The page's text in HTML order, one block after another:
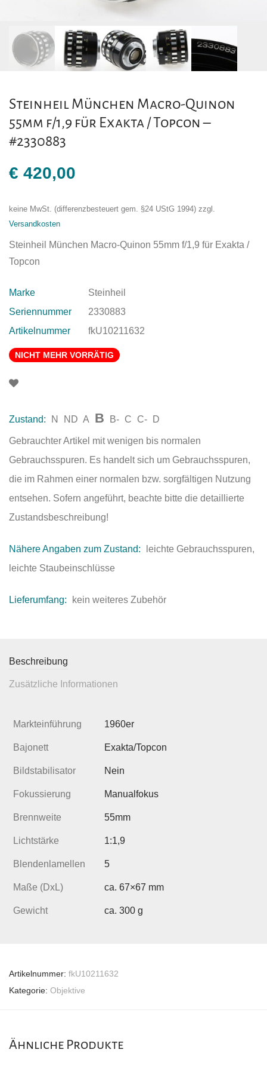
Steinheil München Macro-Quinon
55mm f/1,9 für Exakta / Topcon –
#2330883
€ 420,00
keine MwSt. (differenzbesteuert gem. §24 UStG 1994) zzgl.
Versandkosten
Steinheil München Macro-Quinon 55mm f/1,9 für Exakta /
Topcon
Marke
Steinheil
Seriennummer
2330883
Artikelnummer
fkU10211632
NICHT MEHR VORRÄTIG
Zustand: N ND A B B- C C- D
Gebrauchter Artikel mit wenigen bis normalen
Gebrauchsspuren. Es handelt sich um Gebrauchsspuren,
die im Rahmen einer normalen bzw. sorgfältigen Nutzung
entsehen. Sofern angeführt, beachte bitte die detaillierte
Zustandsbeschreibung!
Nähere Angaben zum Zustand:
leichte Gebrauchsspuren,
leichte Staubeinschlüsse
Lieferumfang: kein weiteres Zubehör
Beschreibung
Zusätzliche Informationen
Markteinführung 1960er
Bajonett Exakta/Topcon
Bildstabilisator Nein
Fokussierung Manualfokus
Brennweite 55mm
Lichtstärke 1:1,9
Blendenlamellen 5
Maße (DxL) ca. 67×67 mm
Gewicht ca. 300 g
Artikelnummer: fkU10211632
Kategorie: Objektive
Ähnliche Produkte